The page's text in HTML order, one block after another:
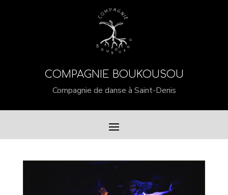
COMPAGNIE BOUKOUSOU
Compagnie de danse à Saint-Denis